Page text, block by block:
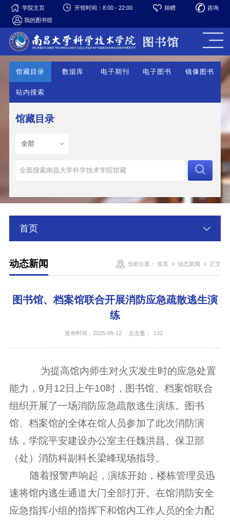
学院主页 开馆时间：8:00 - 22:00 捐赠
咨询
我的图书馆
馆藏目录 数据库 电子期刊 电子图书 镜像图书
站内搜索
馆藏目录
首页
当前位置： 首页 >动态新闻 > 正文
动态新闻
图书馆、档案馆联合开展消防应急疏散逃生演
练
发布时间：2025-09-12 点击量： 132
为提高馆内师生对火灾发生时的应急处置
能力， 9月 12 日上午10时，图书馆、档案馆联合
组织开展了一场消防应急疏散逃生演练。图书
馆、档案馆的全体在馆人员参加了此次消防演
练，学院平安建设办公室主任魏洪昌、保卫部
（处）消防科副科长梁峰现场指导。
随着报警声响起，演练开始，楼栋管理员迅
速将馆内逃生通道大门全部打开。在馆消防安全
应急指挥小组的指挥下和馆内工作人员的全力配